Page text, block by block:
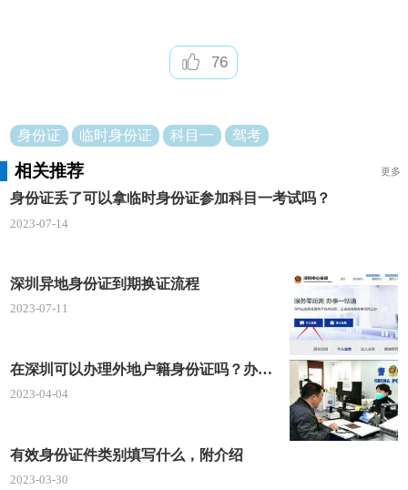
76
身份证 临时身份证 科目一 驾考
相关推荐 更多
身份证丢了可以拿临时身份证参加科目一考试吗？
2023-07-14
深圳异地身份证到期换证流程
2023-07-11
在深圳可以办理外地户籍身份证吗？办理方法及在线申请入口步骤
2023-04-04
有效身份证件类别填写什么，附介绍
2023-03-30